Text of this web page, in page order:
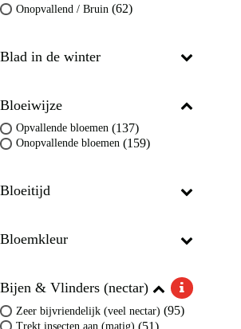
Onopvallend / Bruin (62)
Blad in de winter
Bloeiwijze
Opvallende bloemen (137)
Onopvallende bloemen (159)
Bloeitijd
Bloemkleur
Bijen & Vlinders (nectar)
Zeer bijvriendelijk (veel nectar) (95)
Trekt insecten aan (matig) (51)